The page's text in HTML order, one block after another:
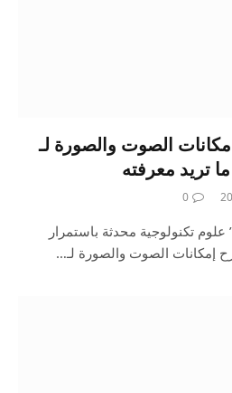
الصوت والصورة لـ
0
تكنولوجية محدثة باستمرار
إمكانات الصوت والصورة لـ…